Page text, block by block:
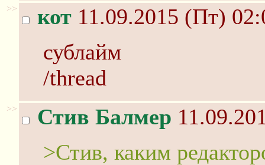
>> кот 11.09.2015 (Пт)
сублайм
/thread
>> Стив Балмер
>Стив, каким